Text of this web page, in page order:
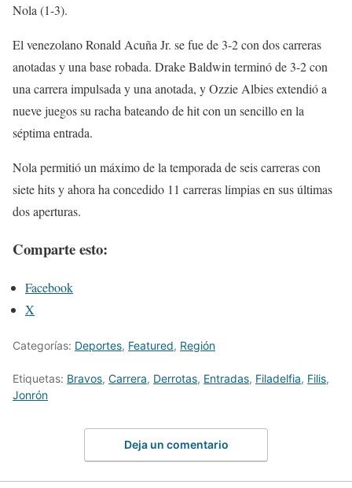
Nola (1-3).
El venezolano Ronald Acuña Jr. se fue de 3-2 con dos carreras
anotadas y una base robada. Drake Baldwin terminó de 3-2 con
una carrera impulsada y una anotada, y Ozzie Albies extendió a
nueve juegos su racha bateando de hit con un sencillo en la
séptima entrada.
Nola permitió un máximo de la temporada de seis carreras con
siete hits y ahora ha concedido 11 carreras limpias en sus últimas
dos aperturas.
Comparte esto:
Facebook
X
Categorías: Deportes, Featured, Región
Etiquetas: Bravos, Carrera, Derrotas, Entradas, Filadelfia, Filis,
Jonrón
Deja un comentario